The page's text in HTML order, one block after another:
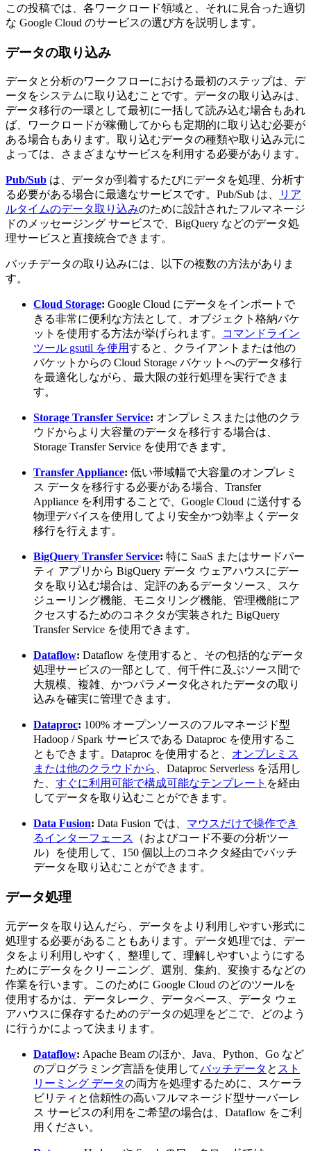
この投稿では、各ワークロード領域と、それに見合った適切
な Google Cloud のサービスの選び方を説明します。
データの取り込み
データと分析のワークフローにおける最初のステップは、デ
ータをシステムに取り込むことです。データの取り込みは、
データ移行の一環として最初に一括して読み込む場合もあれ
ば、ワークロードが稼働してからも定期的に取り込む必要が
ある場合もあります。取り込むデータの種類や取り込み元に
よっては、さまざまなサービスを利用する必要があります。
Pub/Sub は、データが到着するたびにデータを処理、分析す
る必要がある場合に最適なサービスです。Pub/Sub は、
リア
ルタイムのデータ取り込みのために設計されたフルマネージ
ドのメッセージング サービスで、BigQuery などのデータ処
理サービスと直接統合できます。
バッチデータの取り込みには、以下の複数の方法がありま
す。
Cloud Storage: Google Cloud にデータをインポートで
きる非常に便利な方法として、オブジェクト格納バケ
ットを使用する方法が挙げられます。
コマンドライン
ツール gsutil を使用すると、クライアントまたは他の
バケットからの Cloud Storage バケットへのデータ移行
を最適化しながら、最大限の並行処理を実行できま
す。
Storage Transfer Service: オンプレミスまたは他のクラ
ウドからより大容量のデータを移行する場合は、
Storage Transfer Service を使用できます。
Transfer Appliance: 低い帯域幅で大容量のオンプレミ
ス データを移行する必要がある場合、Transfer
Appliance を利用することで、Google Cloud に送付する
物理デバイスを使用してより安全かつ効率よくデータ
移行を行えます。
BigQuery Transfer Service: 特に SaaS またはサードパー
ティ アプリから BigQuery データ ウェアハウスにデー
タを取り込む場合は、定評のあるデータソース、スケ
ジューリング機能、モニタリング機能、管理機能にア
クセスするためのコネクタが実装された BigQuery
Transfer Service を使用できます。
Dataflow: Dataflow を使用すると、その包括的なデータ
処理サービスの一部として、何千件に及ぶソース間で
大規模、複雑、かつパラメータ化されたデータの取り
込みを確実に管理できます。
Dataproc: 100% オープンソースのフルマネージド型
Hadoop / Spark サービスである Dataproc を使用するこ
ともできます。Dataproc を使用すると、 オンプレミス
または他のクラウドから 、Dataproc Serverless を活用し
た、 すぐに利用可能で構成可能なテンプレート を経由
してデータを取り込むことができます。
Data Fusion: Data Fusion では、 マウスだけで操作でき
るインターフェース
（およびコード不要の分析ツー
ル）を使用して、150 個以上のコネクタ経由でバッチ
データを取り込むことができます。
データ処理
元データを取り込んだら、データをより利用しやすい形式に
処理する必要があることもあります。データ処理では、デー
タをより利用しやすく、整理して、理解しやすいようにする
ためにデータをクリーニング、選別、集約、変換するなどの
作業を行います。このために Google Cloud のどのツールを
使用するかは、データレーク、データベース、データ ウェ
アハウスに保存するためのデータの処理をどこで、どのよう
に行うかによって決まります。
Dataflow: Apache Beam のほか、Java、Python、Go など
のプログラミング言語を使用してバッチデータ と スト
リーミング データの両方を処理するために、スケーラ
ビリティと信頼性の高いフルマネージド型サーバーレ
ス サービスの利用をご希望の場合は、Dataflow をご利
用ください。